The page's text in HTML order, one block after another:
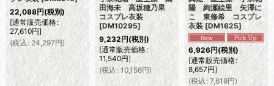
22,088円(税別)
[通常販売価格:
27,610円]
(税込: 24,297円)
田海未 高坂穂乃果
コスプレ衣装
[DM10295]
9,232円(税別)
[通常販売価格:
11,540円]
(税込: 10,156円)
陽 絢瀬絵里 矢澤に
こ 東條希 コスプレ
衣装 [DM1625]
6,926円(税別)
[通常販売価格:
8,657円]
(税込: 7,619円)